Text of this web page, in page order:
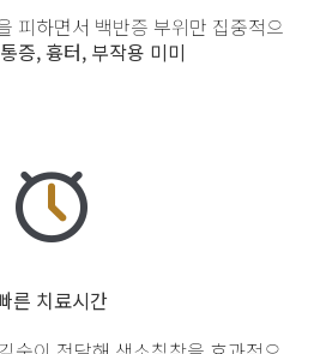
피하면서 백반증 부위만 집중적으
통증, 흉터, 부작용 미미
른 치료시간